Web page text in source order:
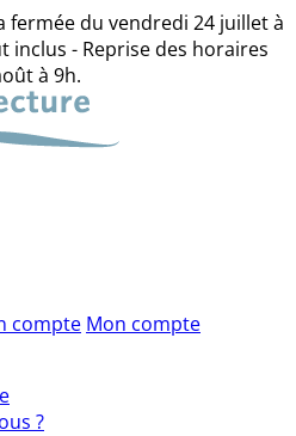
fermée du vendredi 24 juillet à
inclus - Reprise des horaires
à 9h.
compte Mon compte
?